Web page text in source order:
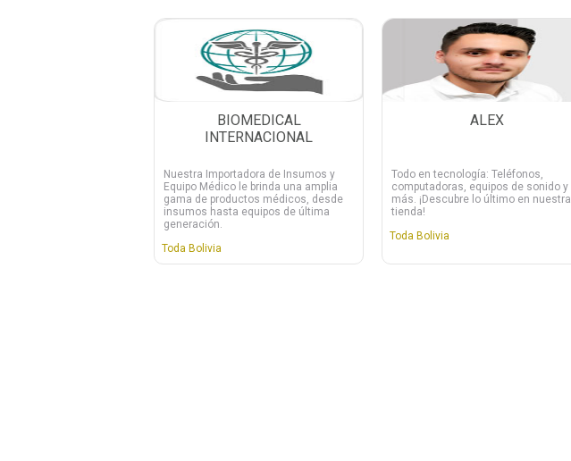
BIOMEDICAL
INTERNACIONAL
Nuestra Importadora de Insumos y
Equipo Médico le brinda una amplia
gama de productos médicos, desde
insumos hasta equipos de última
generación.
Toda Bolivia
ALEX
Todo en tecnología: Teléfonos,
computadoras, equipos de sonido y
más. ¡Descubre lo último en nuestra
tienda!
Toda Bolivia